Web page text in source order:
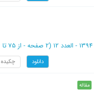
(‎2 صفحه - از 75 تا 76
دانلود چکیده
مقاله